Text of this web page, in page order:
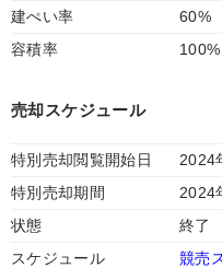
建ぺい率
60%
容積率
100%
売却スケジュール
特別売却閲覧開始日
2024
特別売却期間
2024
状態
終了
スケジュール
競売